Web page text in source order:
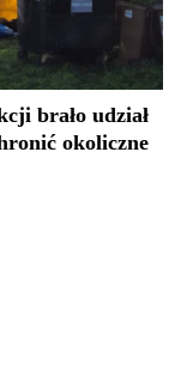
brało udział
okoliczne